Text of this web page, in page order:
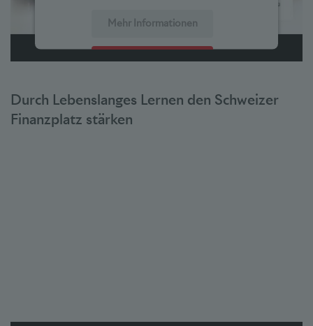
Mehr Informationen
Akzeptieren
powered by Usercentrics Consent Management Platform
Durch Lebenslanges Lernen den Schweizer
Finanzplatz stärken